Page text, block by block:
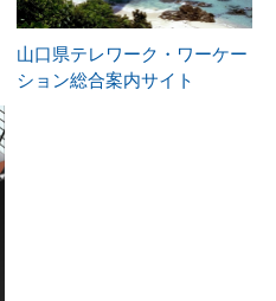
山口県テレワーク・ワーケー
ション総合案内サイト